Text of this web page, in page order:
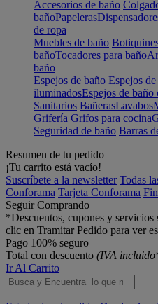
Accesorios de baño
bañoPapeleras
de ropa
Muebles de baño
bañoTocadores para baño
baño
Espejos de baño Espejos
iluminadosEspejos de baño
Sanitarios BañerasLavabos
Grifería Grifos para cocina
Seguridad de baño Barras
Resumen de tu pedido
¡Tu carrito está vacío!
Suscríbete a la newsletter Todas
Conforama Tarjeta Conforama
Seguir Comprando
*Descuentos, cupones y
clic en Tramitar Pedido para ver
Pago 100% seguro
Total con descuento (IVA
Ir Al Carrito